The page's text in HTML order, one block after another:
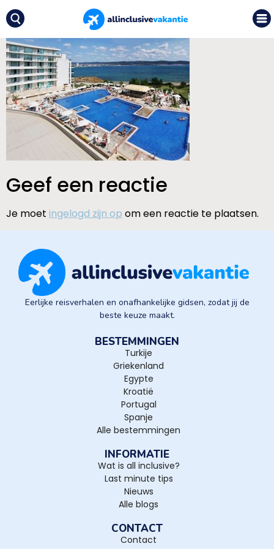
Geef een reactie
Je moet ingelogd zijn op om een reactie te plaatsen.
Eerlijke reisverhalen en onafhankelijke gidsen, zodat jij de
beste keuze maakt.
BESTEMMINGEN
Turkije
Griekenland
Egypte
Kroatië
Portugal
Spanje
Alle bestemmingen
INFORMATIE
Wat is all inclusive?
Last minute tips
Nieuws
Alle blogs
CONTACT
Contact